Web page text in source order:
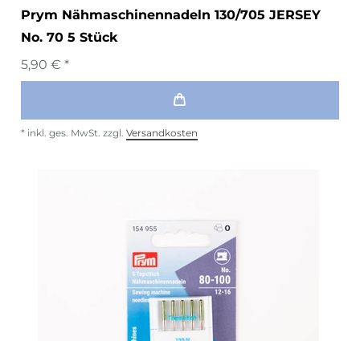
Prym Nähmaschinennadeln 130/705 JERSEY
No. 70 5 Stück
5,90 € *
* inkl. ges. MwSt. zzgl. Versandkosten